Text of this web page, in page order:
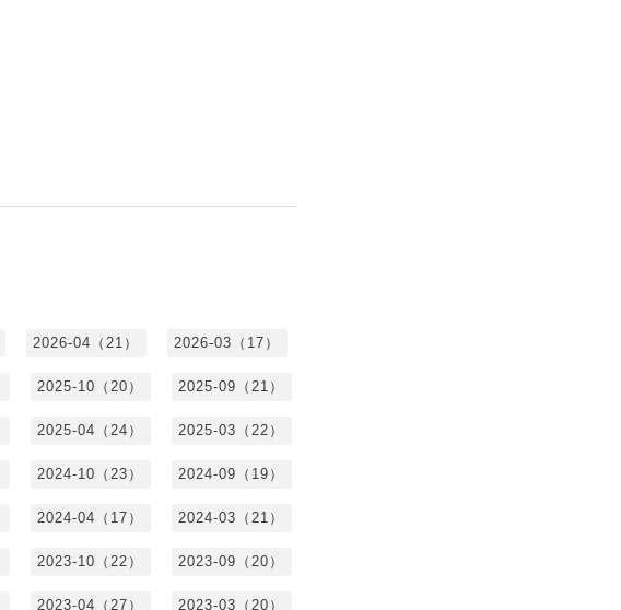
2026-04（21） 2026-03（17）
2025-10（20） 2025-09（21）
2025-04（24） 2025-03（22）
2024-10（23） 2024-09（19）
2024-04（17） 2024-03（21）
2023-10（22） 2023-09（20）
2023-04（27） 2023-03（20）